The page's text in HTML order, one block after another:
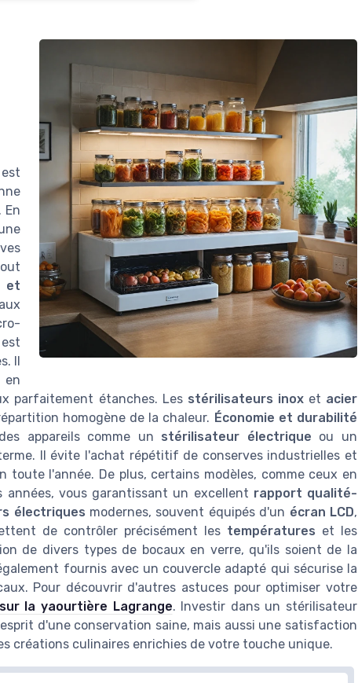
En
et
Il
en
parfaitement étanches. Les stérilisateurs inoxet acier
homogène de la chaleur. Économie et durabilité
appareils comme un stérilisateur électrique ou un
Il évite l'achat répétitif de conserves industrielles et
toute l'année. De plus, certains modèles, comme ceux en
vous garantissant un excellent rapport qualité-
électriques modernes, souvent équipés d'un écran LCD,
de contrôler précisément les températures et les
de divers types de bocaux en verre, qu'ils soient de la
fournis avec un couvercle adapté qui sécurise la
Pour découvrir d'autres astuces pour optimiser votre
la yaourtière Lagrange. Investir dans un stérilisateur
d'une conservation saine, mais aussi une satisfaction
créations culinaires enrichies de votre touche unique.